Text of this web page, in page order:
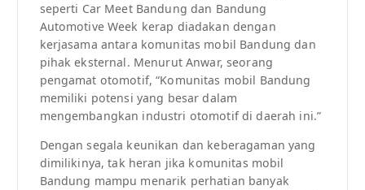
seperti Car Meet Bandung dan Bandung
Automotive Week kerap diadakan dengan
kerjasama antara komunitas mobil Bandung dan
pihak eksternal. Menurut Anwar, seorang
pengamat otomotif, “Komunitas mobil Bandung
memiliki potensi yang besar dalam
mengembangkan industri otomotif di daerah ini.”
Dengan segala keunikan dan keberagaman yang
dimilikinya, tak heran jika komunitas mobil
Bandung mampu menarik perhatian banyak